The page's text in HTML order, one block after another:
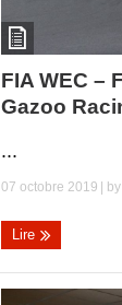
FIA WEC –
Gazoo
...
07 octobre 2019 |
Lire